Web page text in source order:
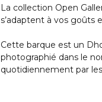
La collection Open
s’adaptent à vos goûts
Cette barque est un
photographié dans le
quotidiennement par